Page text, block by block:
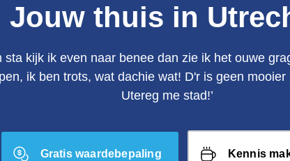
Jouw thuis in
sta kijk ik even naar benee dan zie ik het ouwe
ik ben trots, wat dachie wat! D'r is geen
Utereg me stad!’
Gratis waardebepaling Kennis